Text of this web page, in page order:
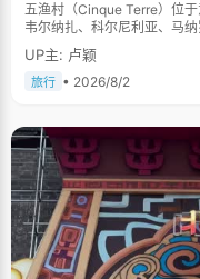
五渔村（Cinque Terre）位于
韦尔纳扎、科尔尼利亚、马
山傍海，房屋色彩斑斓，
UP主: 卢颖
旅行 • 2026/8/2